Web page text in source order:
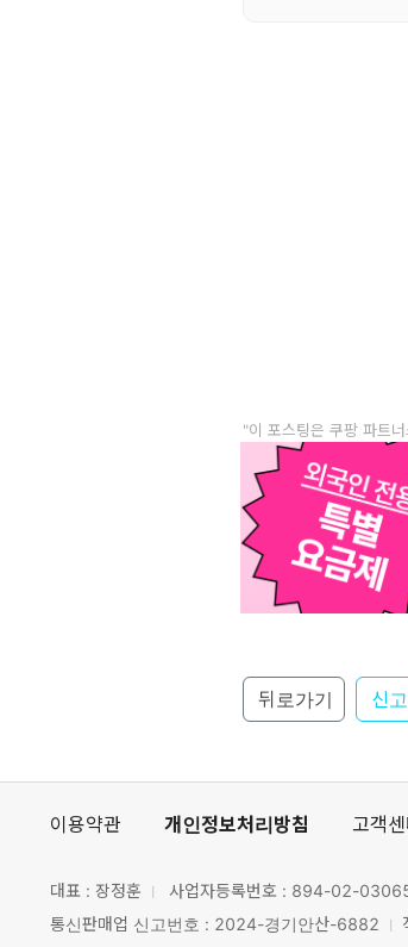
"이 포스팅은 쿠팡 파트
뒤로가기 신고
이용약관 개인정보처리방침 고객센
대표 : 장정훈 사업자등록번호 : 894-02-
통신판매업 신고번호 : 2024-경기안산-6882